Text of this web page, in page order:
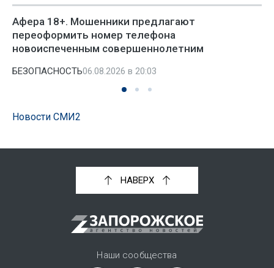
Афера 18+. Мошенники предлагают
переоформить номер телефона
новоиспеченным совершеннолетним
БЕЗОПАСНОСТЬ06.08.2026 в 20:03
Новости СМИ2
НАВЕРХ
Наши сообщества